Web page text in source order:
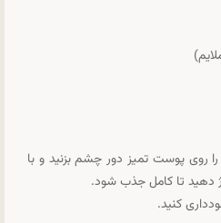
روی پوست تمیز دور چشم بزنید و با
دهید تا کامل جذب شود.
کنید.